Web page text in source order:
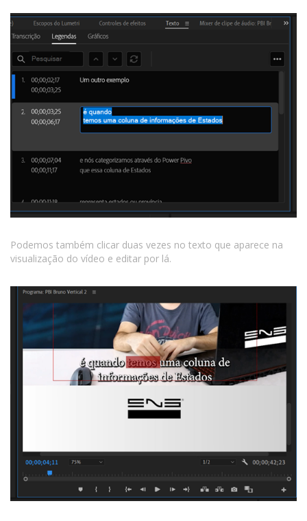
Podemos também clicar duas vezes no texto que aparece na
visualização do vídeo e editar por lá.